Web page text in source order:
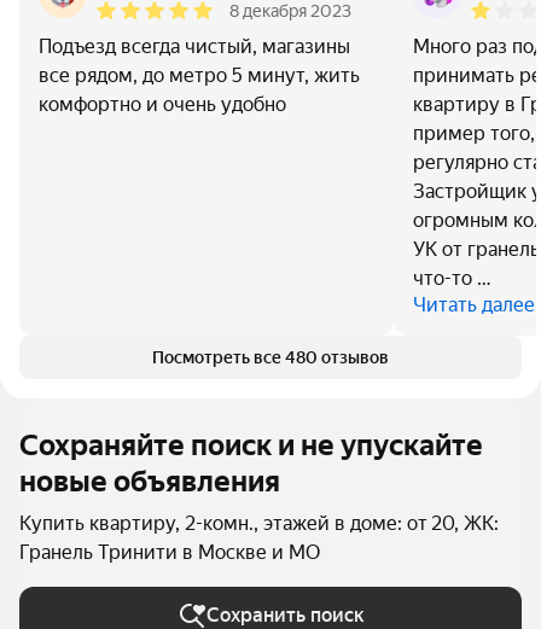
8 декабря 2023
Подъезд всегда чистый, магазины
все рядом, до метро 5 минут, жить
комфортно и очень удобно
Много раз
принимать
квартиру в
пример
регулярно
Застройщик
огромным
УК от
что-то …
Читать далее
Посмотреть все 480 отзывов
Сохраняйте поиск и не упускайте
новые объявления
Купить квартиру, 2-комн., этажей в доме: от 20, ЖК:
Гранель Тринити в Москве и МО
Сохранить поиск